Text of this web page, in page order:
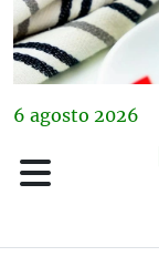
6 agosto 2026